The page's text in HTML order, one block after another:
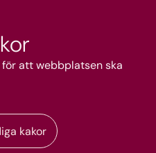
att webbplatsen ska
kakor